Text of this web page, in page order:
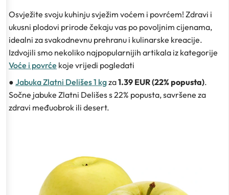
Osvježite svoju kuhinju svježim voćem i povrćem! Zdravi i
ukusni plodovi prirode čekaju vas po povoljnim cijenama,
idealni za svakodnevnu prehranu i kulinarske kreacije.
Izdvojili smo nekoliko najpopularnijih artikala iz kategorije
Voće i povrće koje vrijedi pogledati
● Jabuka Zlatni Delišes 1 kgza1.39 EUR (22% popusta).
Sočne jabuke Zlatni Delišes s 22% popusta, savršene za
zdravi međuobrok ili desert.